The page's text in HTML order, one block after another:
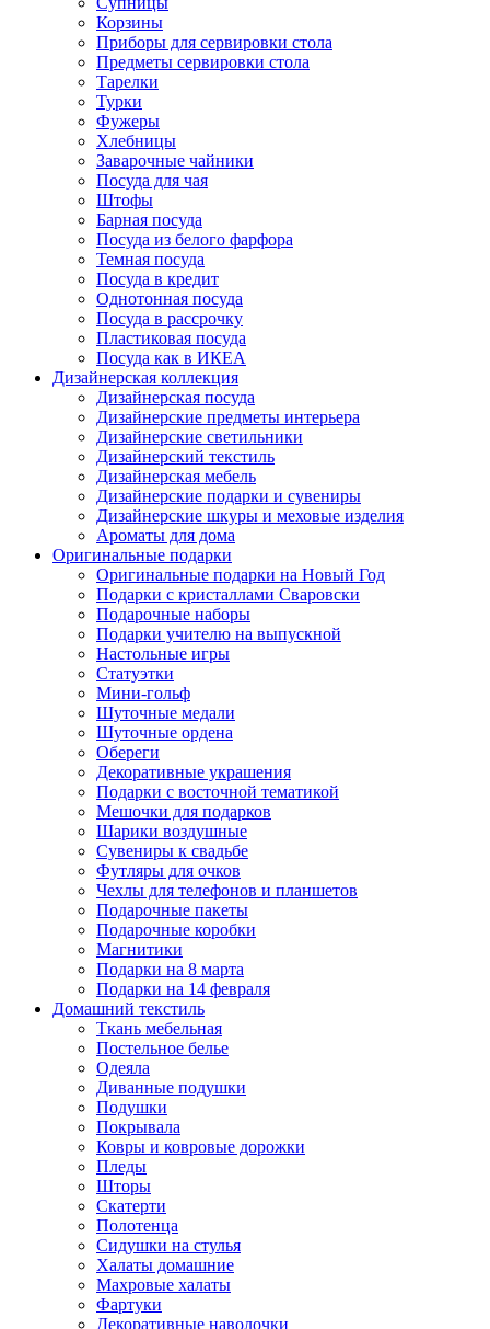
Корзины
Приборы для сервировки стола
Предметы сервировки стола
Тарелки
Турки
Фужеры
Хлебницы
Заварочные чайники
Посуда для чая
Штофы
Барная посуда
Посуда из белого фарфора
Темная посуда
Посуда в кредит
Однотонная посуда
Посуда в рассрочку
Пластиковая посуда
Посуда как в ИКЕА
Дизайнерская коллекция
Дизайнерская посуда
Дизайнерские предметы интерьера
Дизайнерские светильники
Дизайнерский текстиль
Дизайнерская мебель
Дизайнерские подарки и сувениры
Дизайнерские шкуры и меховые изделия
Ароматы для дома
Оригинальные подарки
Оригинальные подарки на Новый Год
Подарки с кристаллами Сваровски
Подарочные наборы
Подарки учителю на выпускной
Настольные игры
Статуэтки
Мини-гольф
Шуточные медали
Шуточные ордена
Обереги
Декоративные украшения
Подарки с восточной тематикой
Мешочки для подарков
Шарики воздушные
Сувениры к свадьбе
Футляры для очков
Чехлы для телефонов и планшетов
Подарочные пакеты
Подарочные коробки
Магнитики
Подарки на 8 марта
Подарки на 14 февраля
Домашний текстиль
Ткань мебельная
Постельное белье
Одеяла
Диванные подушки
Подушки
Покрывала
Ковры и ковровые дорожки
Пледы
Шторы
Скатерти
Полотенца
Сидушки на стулья
Халаты домашние
Махровые халаты
Фартуки
Декоративные наволочки